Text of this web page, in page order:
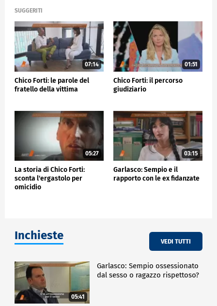
SUGGERITI
07:14
Chico Forti: le parole del
fratello della vittima
01:51
Chico Forti: il percorso
giudiziario
05:27
La storia di Chico Forti:
sconta l'ergastolo per
omicidio
03:15
Garlasco: Sempio e il
rapporto con le ex fidanzate
Inchieste VEDI TUTTI
05:41
Garlasco: Sempio ossessionato
dal sesso o ragazzo rispettoso?